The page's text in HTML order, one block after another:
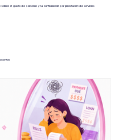
sobre el gasto de personal y la contratación por prestación de servicios